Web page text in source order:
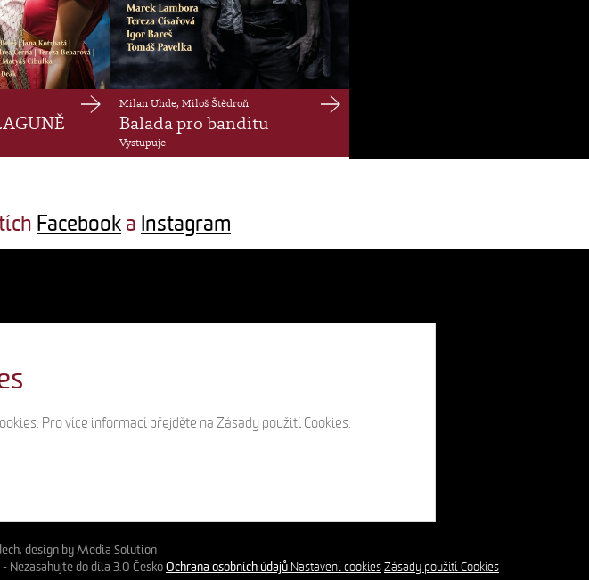
Milan Uhde, Miloš Štědroň
Balada pro banditu
Vystupuje
Facebook a Instagram
design by Media Solution
Nezasahujte do díla 3.0 ČeskoOchrana osobních údajů Nastavení cookiesZásady použití Cookies
Pro více informací přejděte na Zásady použití Cookies.